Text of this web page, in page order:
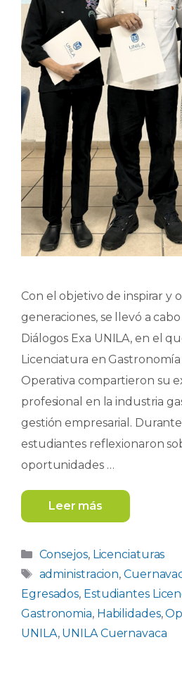
Con el objetivo de inspirar y
generaciones, se llevó a
Diálogos Exa UNILA, en el
Licenciatura en
Operativa compartieron su
profesional en la industria
gestión empresarial.
estudiantes reflexionaron
oportunidades …
Leer más
Categorías
Consejos, Licenciaturas
Etiquetas
administracion,
Egresados, Estudiantes
Gastronomia, Habilidades,
UNILA, UNILA Cuernavaca